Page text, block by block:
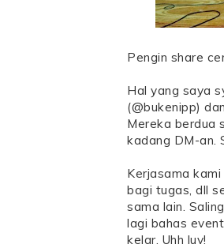
Pengin share
Hal yang saya
(@bukenipp)
Mereka berdua
kadang DM-an.
Kerjasama
bagi tugas, dll
sama lain.
lagi bahas
kelar. Uhh luv!